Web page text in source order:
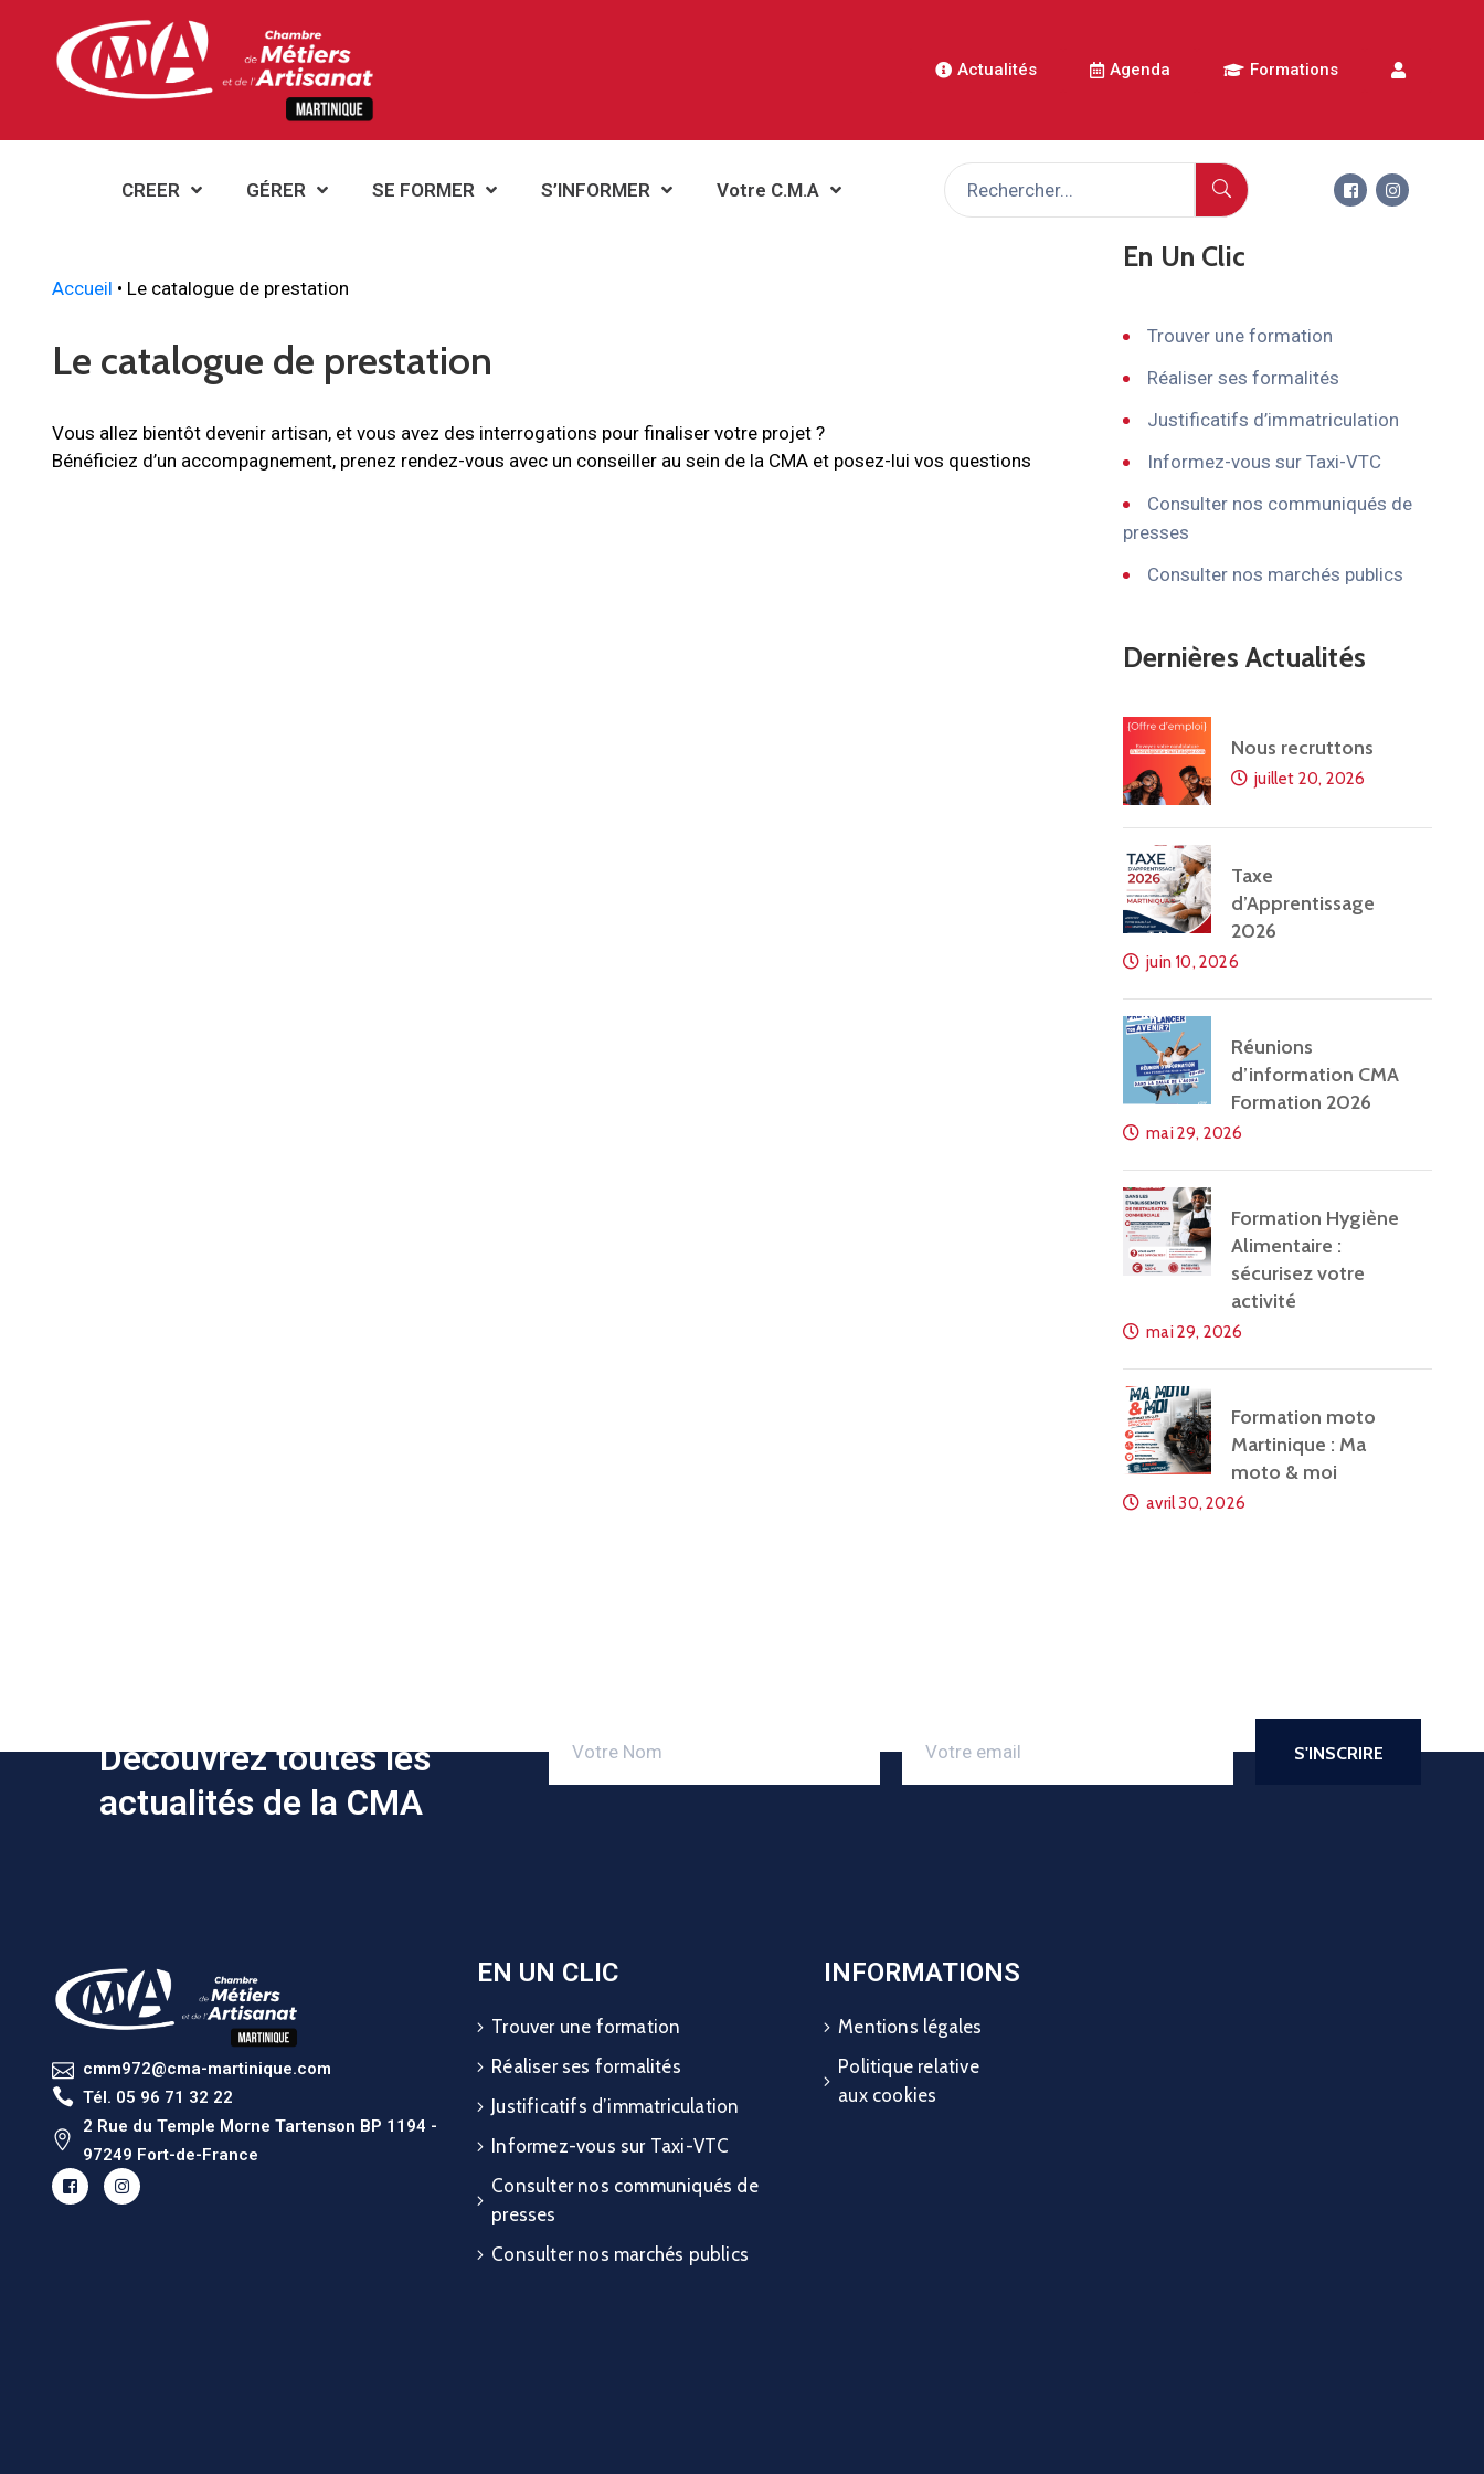
Actualités Agenda Formations
CREER GÉRER SE FORMER S’INFORMER Votre C.M.A
Accueil • Le catalogue de prestation
Le catalogue de prestation
Vous allez bientôt devenir artisan, et vous avez des interrogations pour finaliser votre projet ?
Bénéficiez d’un accompagnement, prenez rendez-vous avec un conseiller au sein de la CMA et posez-lui vos questions
En Un Clic
Trouver une formation
Réaliser ses formalités
Justificatifs d’immatriculation
Informez-vous sur Taxi-VTC
Consulter nos communiqués de
presses
Consulter nos marchés publics
Dernières Actualités
Nous recruttons
juillet 20, 2026
Taxe
d’Apprentissage
2026
juin 10, 2026
Réunions
d’information CMA
Formation 2026
mai 29, 2026
Formation Hygiène
Alimentaire :
sécurisez votre
activité
mai 29, 2026
Formation moto
Martinique : Ma
moto & moi
avril 30, 2026
Découvrez toutes les
actualités de la CMA
cmm972@cma-martinique.com
Tél. 05 96 71 32 22
2 Rue du Temple Morne Tartenson BP 1194 -
97249 Fort-de-France
EN UN CLIC
Trouver une formation
Réaliser ses formalités
Justificatifs d’immatriculation
Informez-vous sur Taxi-VTC
Consulter nos communiqués de
presses
Consulter nos marchés publics
INFORMATIONS
Mentions légales
Politique relative
aux cookies